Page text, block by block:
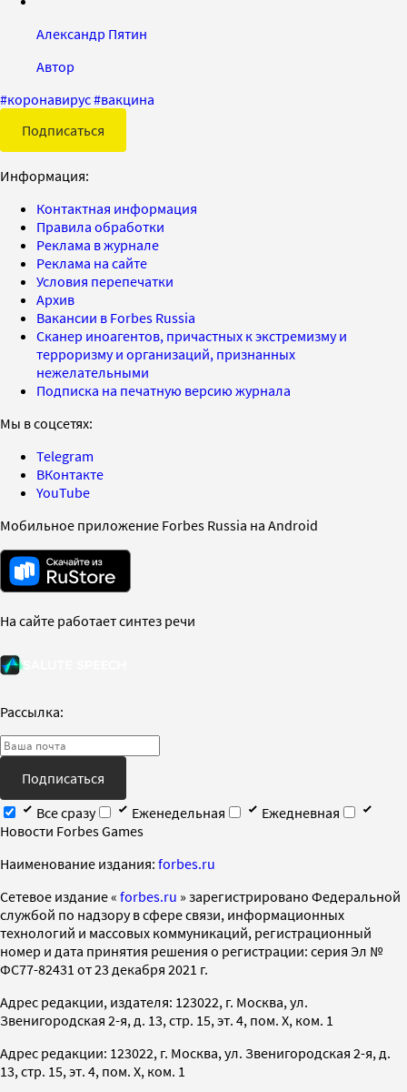
Александр Пятин
Автор
#коронавирус#вакцина
Подписаться
Информация:
Контактная информация
Правила обработки
Реклама в журнале
Реклама на сайте
Условия перепечатки
Архив
Вакансии в Forbes Russia
Сканер иноагентов, причастных к экстремизму и
терроризму и организаций, признанных
нежелательными
Подписка на печатную версию журнала
Мы в соцсетях:
Telegram
ВКонтакте
YouTube
Мобильное приложение Forbes Russia на Android
На сайте работает синтез речи
Рассылка:
Подписаться
Все сразу
Еженедельная
Ежедневная
Новости Forbes Games
Наименование издания: forbes.ru
Cетевое издание « forbes.ru » зарегистрировано Федеральной
службой по надзору в сфере связи, информационных
технологий и массовых коммуникаций, регистрационный
номер и дата принятия решения о регистрации: серия Эл №
ФС77-82431 от 23 декабря 2021 г.
Адрес редакции, издателя: 123022, г. Москва, ул.
Звенигородская 2-я, д. 13, стр. 15, эт. 4, пом. X, ком. 1
Адрес редакции: 123022, г. Москва, ул. Звенигородская 2-я, д.
13, стр. 15, эт. 4, пом. X, ком. 1